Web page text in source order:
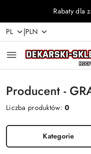
Przejdź do treści
Przejdź do
Przejdź do moje
Przejdź do menu
Przejdź do stopki
Rabaty dla
PL |PLN
Producent -
Liczba produktów:0
Kategorie